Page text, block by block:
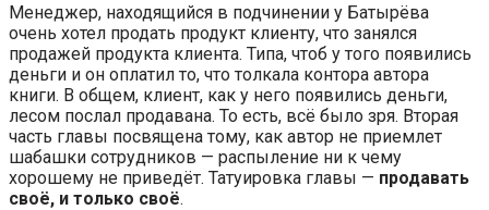
Менеджер, находящийся в подчинении у Батырёва
очень хотел продать продукт клиенту, что занялся
продажей продукта клиента. Типа, чтоб у того появились
деньги и он оплатил то, что толкала контора автора
книги. В общем, клиент, как у него появились деньги,
лесом послал продавана. То есть, всё было зря. Вторая
часть главы посвящена тому, как автор не приемлет
шабашки сотрудников — распыление ни к чему
хорошему не приведёт. Татуировка главы — продавать
своё, и только своё.